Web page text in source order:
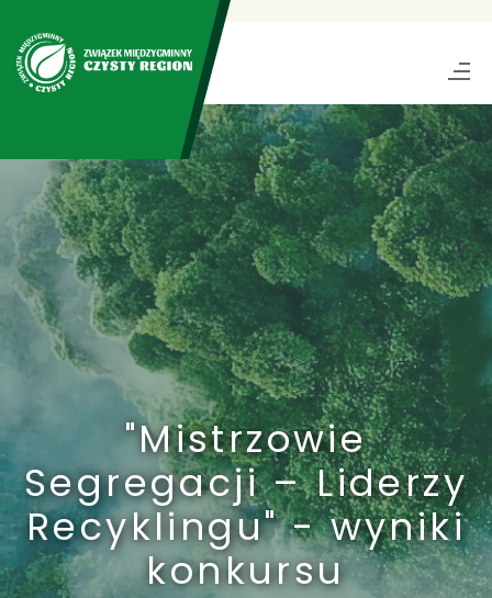
"Mistrzowie
Segregacji – Liderzy
Recyklingu" - wyniki
konkursu